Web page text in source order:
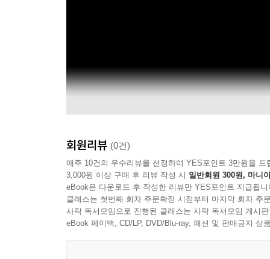
회원리뷰 (0건)
매주 10건의 우수리뷰를 선정하여 YES포인트 3만원을 드
3,000원 이상 구매 후 리뷰 작성 시 일반회원 300원, 마니
eBook은 다운로드 후 작성한 리뷰만 YES포인트 지급됩니
클래스는 첫번째 회차 주문확정 시점부터 마지막 회차 주
사락 독서모임으로 진행된 클래스는 사락 독서모임 게시
eBook 페이백, CD/LP, DVD/Blu-ray, 패션 및 판매금지 상